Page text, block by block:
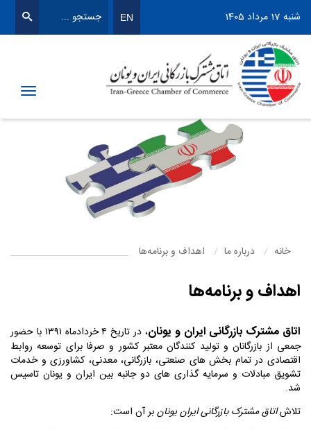
EN شنبه 17 مرداد 1405
خانه درباره ما اهداف و برنامه‌ها
اهداف و برنامه‌ها
اتاق مشترک بازرگانی ایران و یونان
، در تاریخ ۴ خردادماه ۱۳۹۱ با حضور
جمعی از بازرگانان و تولید کنندگان معتبر کشور و صرفا برای توسعه روابط
اقتصادی در تمام بخش های صنعتی، بازرگانی، معدنی، کشاورزی و خدمات
تشويق مبادلات و سرمایه گذاری های دو جانبه بین ایران و یونان تاسیس
شد.
تلاشاتاق مشترک بازرگانی ایران یونانبر آن است: